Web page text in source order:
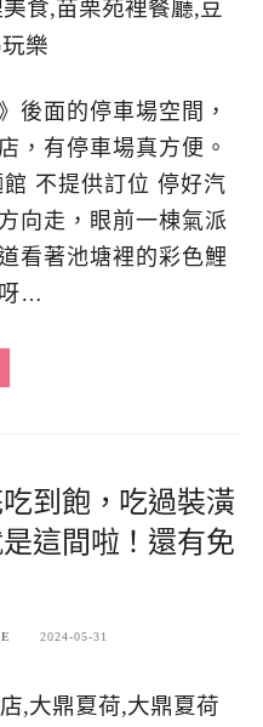
後面的停車場空間，
，有停車場真方便。
不提供訂位 停好汽
向走，眼前一棟氣派
看著池塘裡的彩色鯉
…
到飽，吃過裝潢
這間啦！還有免
2024-05-31